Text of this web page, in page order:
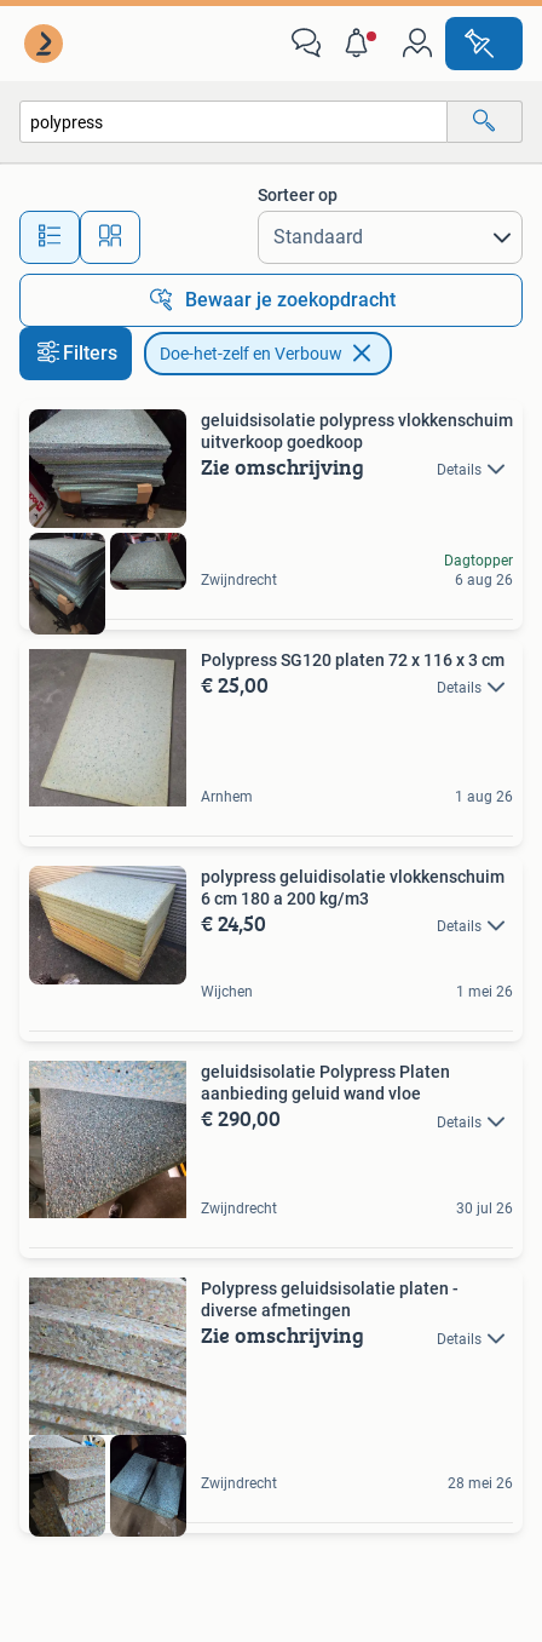
Alle afstanden…
Sorteer op
Bewaar je zoekopdracht
Filters Doe-het-zelf en Verbouw
geluidsisolatie polypress vlokkenschuim
uitverkoop goedkoop
Zie omschrijving Details
Zwijndrecht
Dagtopper
6 aug 26
Polypress SG120 platen 72 x 116 x 3 cm
€ 25,00 Details
Arnhem 1 aug 26
polypress geluidisolatie vlokkenschuim
6 cm 180 a 200 kg/m3
€ 24,50 Details
Wijchen 1 mei 26
geluidsisolatie Polypress Platen
aanbieding geluid wand vloe
€ 290,00 Details
Zwijndrecht 30 jul 26
Polypress geluidsisolatie platen -
diverse afmetingen
Zie omschrijving Details
Zwijndrecht 28 mei 26